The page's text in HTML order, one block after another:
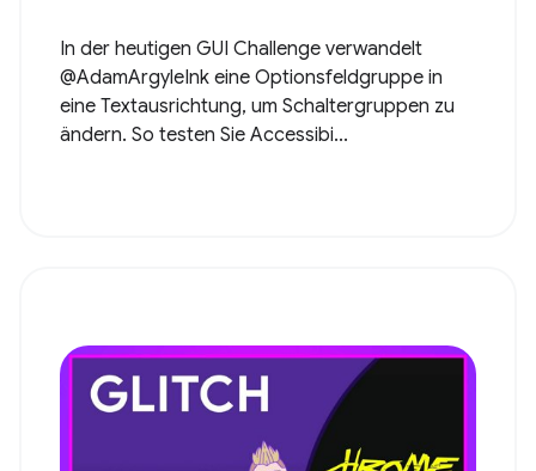
In der heutigen GUI Challenge verwandelt
@AdamArgyleInk eine Optionsfeldgruppe in
eine Textausrichtung, um Schaltergruppen zu
ändern. So testen Sie Accessibi...